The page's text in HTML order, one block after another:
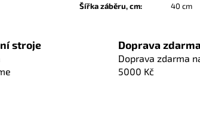
Šířka záběru, cm: 40 cm
stroje Doprava zdarma
Doprava zdarma
5000 Kč